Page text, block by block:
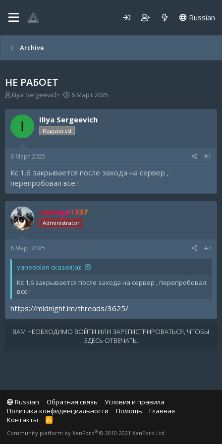
Russian
Archive
НЕ РАБОЕТ
А
т
о
р
м
Iliya Sergeevich
Д
т
а
а
6 Март 2025
I Iliya Sergeevich
Registered
6 Март 2025 #1
Кс 1.6 закрывается после захода на сервер ,
перепробовал все !
sausage1337
Administrator
6 Март 2025 #2
yaneeblan сказал(а):
Кс 1.6 закрывается после захода на сервер , перепробовал
все !
https://midnight.im/threads/3625/
ВАМ НЕОБХОДИМО ВОЙТИ ИЛИ ЗАРЕГИСТРИРОВАТЬСЯ, ЧТОБЫ
ЗДЕСЬ ОТВЕЧАТЬ.
Russian Обратная связь
Условия и правила
Политика конфиденциальности
Помощь
Главная
Контакты
R
S
Community platform by XenForo® © 2010-2021 XenForo Ltd.